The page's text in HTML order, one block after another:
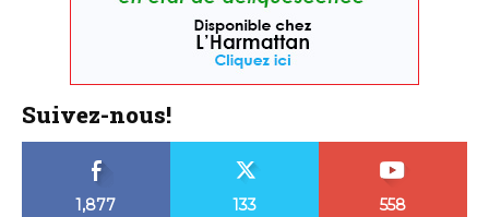
Suivez-nous!
1,877 133 558